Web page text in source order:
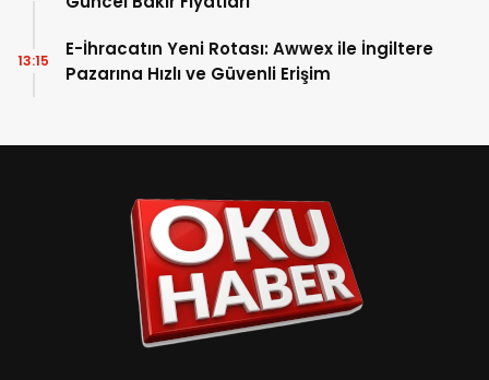
E-İhracatın Yeni Rotası: Awwex ile İngiltere
Pazarına Hızlı ve Güvenli Erişim
13:15